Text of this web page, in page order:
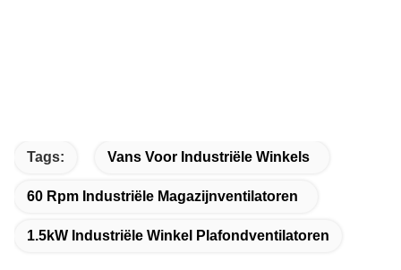
Tags: Vans Voor Industriële Winkels
60 Rpm Industriële Magazijnventilatoren
1.5kW Industriële Winkel Plafondventilatoren